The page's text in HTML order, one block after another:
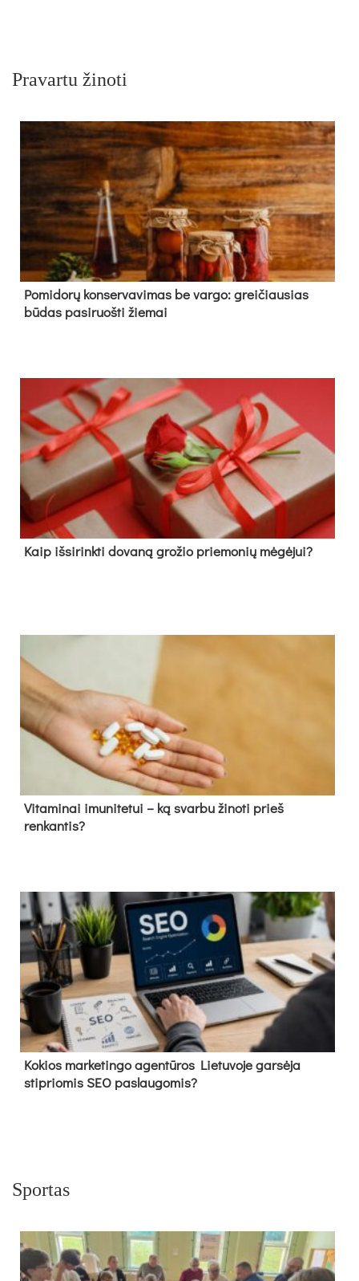
Pravartu žinoti
Pomidorų konservavimas be vargo: greičiausias
būdas pasiruošti žiemai
Kaip išsirinkti dovaną grožio priemonių mėgėjui?
Vitaminai imunitetui – ką svarbu žinoti prieš
renkantis?
Kokios marketingo agentūros Lietuvoje garsėja
stipriomis SEO paslaugomis?
Sportas